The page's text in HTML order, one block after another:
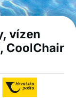
vízen
CoolChair